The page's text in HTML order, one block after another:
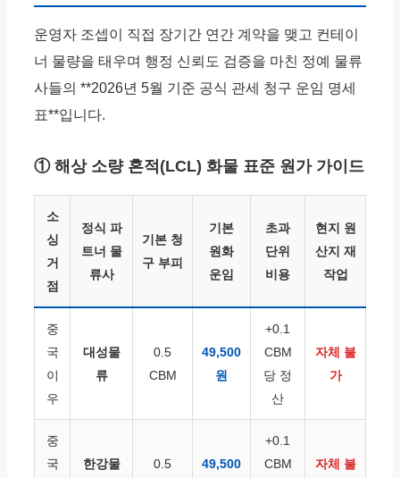
운영자 조셉이 직접 장기간 연간 계약을 맺고 컨테이
너 물량을 태우며 행정 신뢰도 검증을 마친 정예 물류
사들의 **2026년 5월 기준 공식 관세 청구 운임 명세
표**입니다.
① 해상 소량 혼적(LCL) 화물 표준 원가 가이드
소
싱
거
점
정식 파
트너 물
류사
기본 청
구 부피
기본
원화
운임
초과
단위
비용
현지 원
산지 재
작업
중
국
이
우
대성물
류
0.5
CBM
49,500
원
+0.1
CBM
당 정
산
자체 불
가
중
국
한강물
0.5
49,500
+0.1
CBM
자체 불